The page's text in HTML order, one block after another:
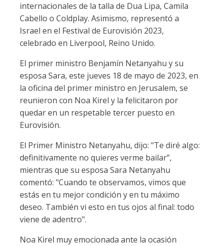
internacionales de la talla de Dua Lipa, Camila
Cabello o Coldplay. Asimismo, representó a
Israel en el Festival de Eurovisión 2023,
celebrado en Liverpool, Reino Unido.
El primer ministro Benjamín Netanyahu y su
esposa Sara, este jueves 18 de mayo de 2023, en
la oficina del primer ministro en Jerusalem, se
reunieron con Noa Kirel y la felicitaron por
quedar en un respetable tercer puesto en
Eurovisión.
El Primer Ministro Netanyahu, dijo: "Te diré algo:
definitivamente no quieres verme bailar”,
mientras que su esposa Sara Netanyahu
comentó: "Cuando te observamos, vimos que
estás en tu mejor condición y en tu máximo
deseo. También vi esto en tus ojos al final: todo
viene de adentro".
Noa Kirel muy emocionada ante la ocasión